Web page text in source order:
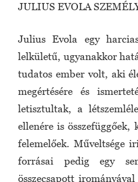
JULIUS EVOLA
Julius Evola egy
lelkületű, ugyanakkor
tudatos ember volt, aki
megértésére és
letisztultak, a
ellenére is összefüggőek,
felemelőek. Műveltsége
forrásai pedig egy
összecsapott